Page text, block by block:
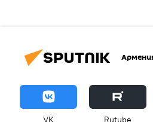
VK Rutube